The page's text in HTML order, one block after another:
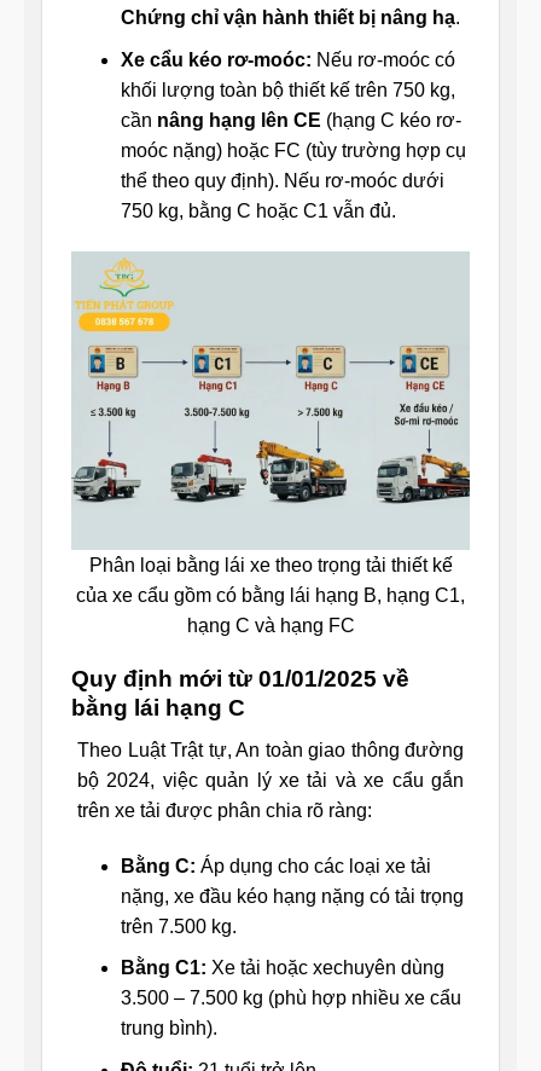
Chứng chỉ vận hành thiết bị nâng hạ.
Xe cẩu kéo rơ-moóc: Nếu rơ-moóc có
khối lượng toàn bộ thiết kế trên 750 kg,
cần nâng hạng lên CE (hạng C kéo rơ-
moóc nặng) hoặc FC (tùy trường hợp cụ
thể theo quy định). Nếu rơ-moóc dưới
750 kg, bằng C hoặc C1 vẫn đủ.
Phân loại bằng lái xe theo trọng tải thiết kế
của xe cẩu gồm có bằng lái hạng B, hạng C1,
hạng C và hạng FC
Quy định mới từ 01/01/2025 về
bằng lái hạng C
Theo Luật Trật tự, An toàn giao thông đường
bộ 2024, việc quản lý xe tải và xe cẩu gắn
trên xe tải được phân chia rõ ràng:
Bằng C: Áp dụng cho các loại xe tải
nặng, xe đầu kéo hạng nặng có tải trọng
trên 7.500 kg.
Bằng C1: Xe tải hoặc xechuyên dùng
3.500 – 7.500 kg (phù hợp nhiều xe cẩu
trung bình).